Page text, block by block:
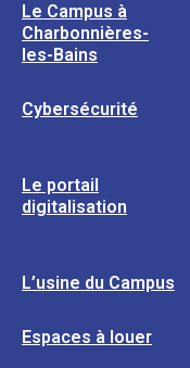
Le Campus à
Charbonnières-
les-Bains
Cybersécurité
Le portail
digitalisation
L’usine du Campus
Espaces à louer